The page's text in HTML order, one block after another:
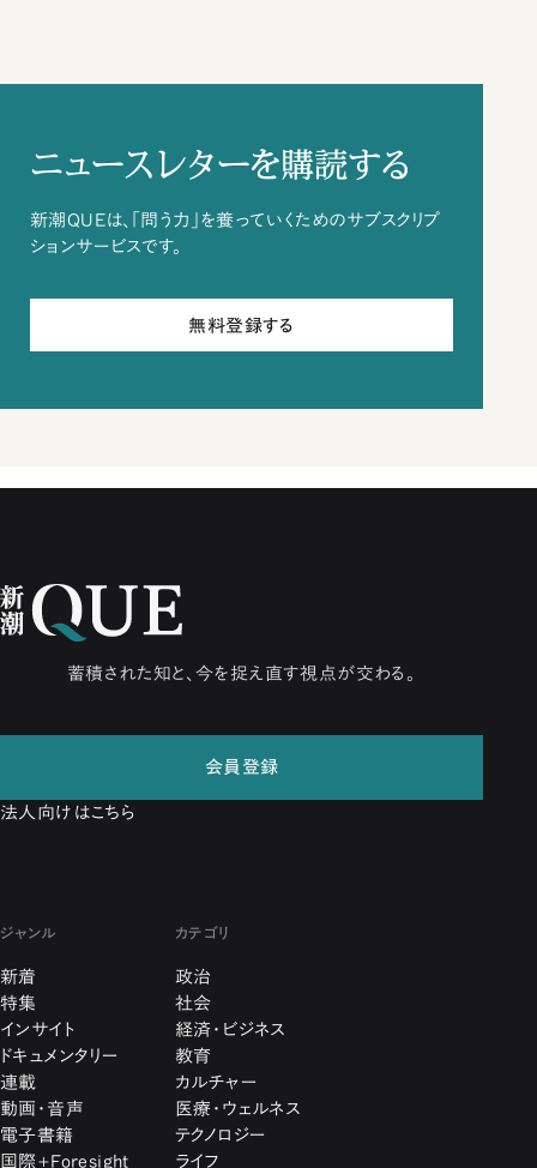
ニュースレターを購読する
新潮QUEは、「問う力」を養っていくためのサブスクリプ
ションサービスです。
無料登録する
蓄積された知と、今を捉え直す視点が交わる。
会員登録
法人向けはこちら
ジャンル
新着
特集
インサイト
ドキュメンタリー
連載
動画・音声
電子書籍
国際+Foresight
カテゴリ
政治
社会
経済・ビジネス
教育
カルチャー
医療・ウェルネス
テクノロジー
ライフ